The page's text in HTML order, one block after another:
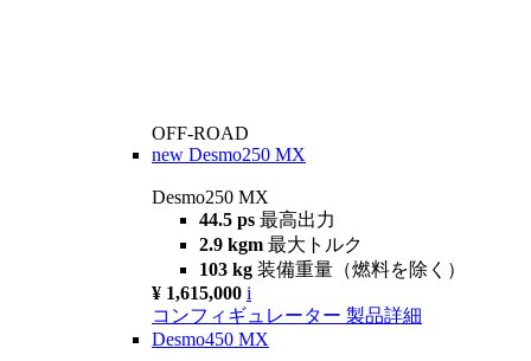
OFF-ROAD
new Desmo250 MX
Desmo250 MX
44.5 ps 最高出力
2.9 kgm 最大トルク
103 kg 装備重量（燃料を除く）
¥ 1,615,000 i
コンフィギュレーター 製品詳細
Desmo450 MX